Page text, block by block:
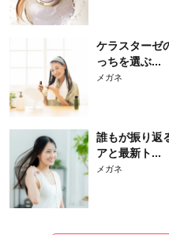
ケラスターゼ
っちを選ぶ...
メガネ
誰もが振り返
アと最新ト...
メガネ